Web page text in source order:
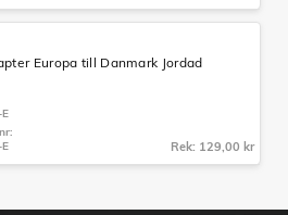
Europa till Danmark Jordad
Rek: 129,00 kr